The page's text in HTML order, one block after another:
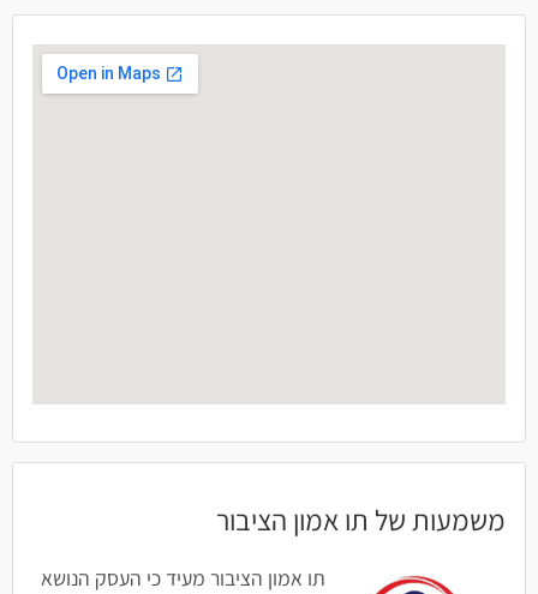
משמעות של תו אמון הציבור
תו אמון הציבור מעיד כי העסק הנושא